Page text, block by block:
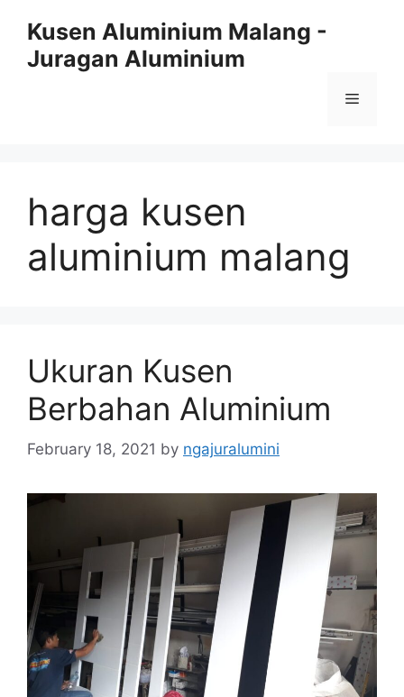
content
Kusen Aluminium Malang -
Juragan Aluminium
Menu
harga kusen
aluminium malang
Ukuran Kusen
Berbahan Aluminium
February 18, 2021 by ngajuralumini